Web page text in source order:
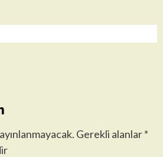
Gerekli alanlar*